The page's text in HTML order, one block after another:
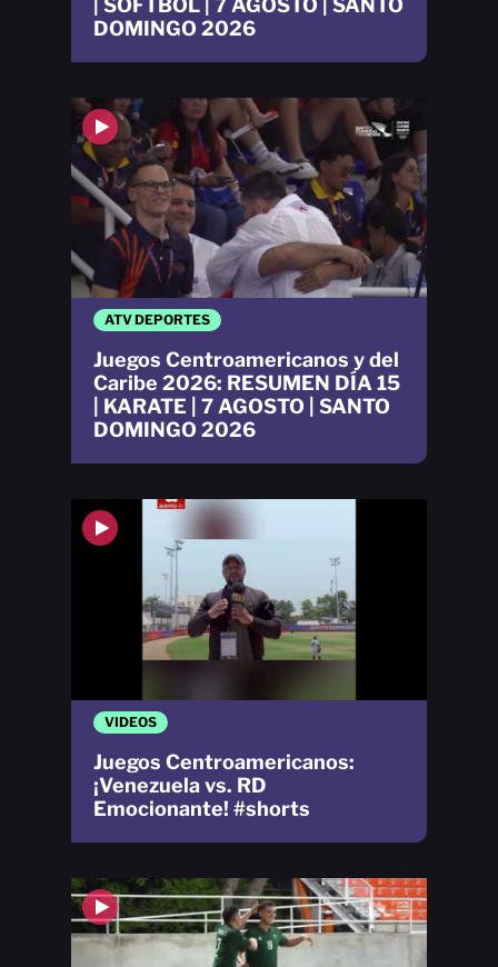
VIDEOS
Juegos Centroamericanos:
¡Venezuela vs. RD
Emocionante! #shorts
ATV DEPORTES
Juegos Centroamericanos y del
Caribe 2026: RESUMEN DÍA 15
| KARATE | 7 AGOSTO | SANTO
DOMINGO 2026
| SOFTBOL | 7 AGOSTO | SANTO
DOMINGO 2026